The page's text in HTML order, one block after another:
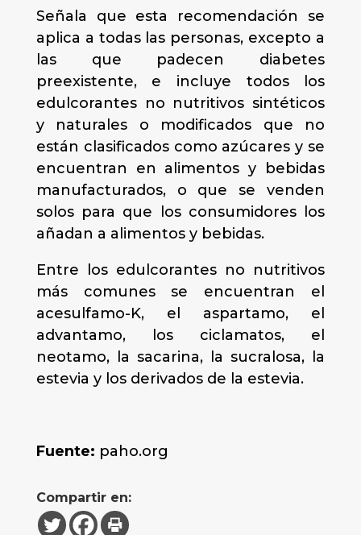
Señala que esta recomendación se
aplica a todas las personas, excepto a
las que padecen diabetes
preexistente, e incluye todos los
edulcorantes no nutritivos sintéticos
y naturales o modificados que no
están clasificados como azúcares y se
encuentran en alimentos y bebidas
manufacturados, o que se venden
solos para que los consumidores los
añadan a alimentos y bebidas.
Entre los edulcorantes no nutritivos
más comunes se encuentran el
acesulfamo-K, el aspartamo, el
advantamo, los ciclamatos, el
neotamo, la sacarina, la sucralosa, la
estevia y los derivados de la estevia.
Fuente: paho.org
Compartir en: